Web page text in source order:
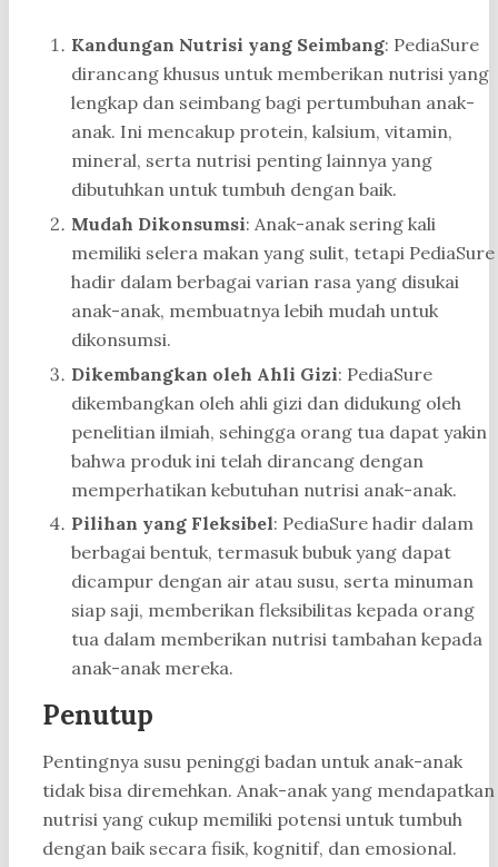
Kandungan Nutrisi yang Seimbang: PediaSure
dirancang khusus untuk memberikan nutrisi yang
lengkap dan seimbang bagi pertumbuhan anak-
anak. Ini mencakup protein, kalsium, vitamin,
mineral, serta nutrisi penting lainnya yang
dibutuhkan untuk tumbuh dengan baik.
Mudah Dikonsumsi: Anak-anak sering kali
memiliki selera makan yang sulit, tetapi PediaSure
hadir dalam berbagai varian rasa yang disukai
anak-anak, membuatnya lebih mudah untuk
dikonsumsi.
Dikembangkan oleh Ahli Gizi: PediaSure
dikembangkan oleh ahli gizi dan didukung oleh
penelitian ilmiah, sehingga orang tua dapat yakin
bahwa produk ini telah dirancang dengan
memperhatikan kebutuhan nutrisi anak-anak.
Pilihan yang Fleksibel: PediaSure hadir dalam
berbagai bentuk, termasuk bubuk yang dapat
dicampur dengan air atau susu, serta minuman
siap saji, memberikan fleksibilitas kepada orang
tua dalam memberikan nutrisi tambahan kepada
anak-anak mereka.
Penutup
Pentingnya susu peninggi badan untuk anak-anak
tidak bisa diremehkan. Anak-anak yang mendapatkan
nutrisi yang cukup memiliki potensi untuk tumbuh
dengan baik secara fisik, kognitif, dan emosional.